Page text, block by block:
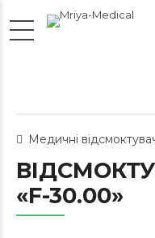
Медичні
«F-30.00»